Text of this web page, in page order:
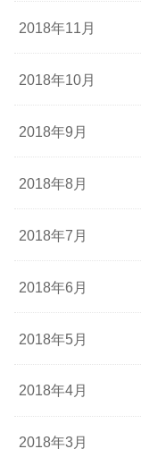
2018年11月
2018年10月
2018年9月
2018年8月
2018年7月
2018年6月
2018年5月
2018年4月
2018年3月